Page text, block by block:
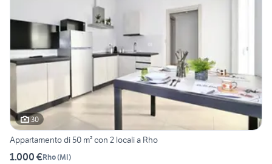
30
Appartamento di 50 m² con 2 locali a Rho
1.000 €Rho(MI)